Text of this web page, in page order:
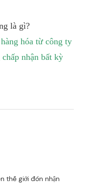
là gì?
hóa từ công ty
nhận bất kỳ
thế giới đón nhận